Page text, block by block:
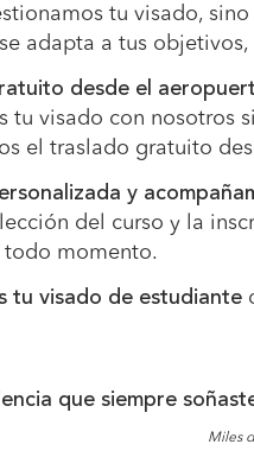
tu visado,
adapta a tus
desde el
tu visado con nosotros
el traslado gratuito
y
del curso y la
todo momento.
tu visado de estudiante
que siempre
Miles